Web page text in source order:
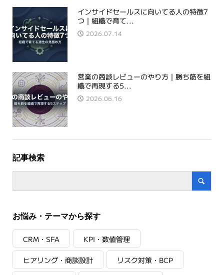
インサイドセールスに向いてる人の特徴7
つ｜組織で育て...
2026.07.14
営業の商談レビューのやり方｜勝ち筋を組
織で再現する5...
2026.06.16
記事検索
お悩み・テーマから探す
CRM・SFA KPI・数値管理
ヒアリング・商談設計 リスク対策・BCP